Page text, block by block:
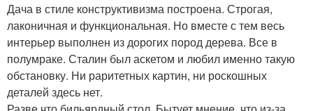
Дача в стиле конструктивизма построена. Строгая,
лаконичная и функциональная. Но вместе с тем весь
интерьер выполнен из дорогих пород дерева. Все в
полумраке. Сталин был аскетом и любил именно такую
обстановку. Ни раритетных картин, ни роскошных
деталей здесь нет.